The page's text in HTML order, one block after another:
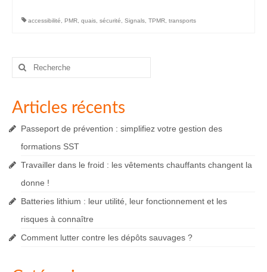
accessibilité PMR quais sécurité Signals TPMR transports
Rechercher
Articles récents
Passeport de prévention : simplifiez votre gestion des
formations SST
Travailler dans le froid : les vêtements chauffants changent la
donne !
Batteries lithium : leur utilité, leur fonctionnement et les
risques à connaître
Comment lutter contre les dépôts sauvages ?